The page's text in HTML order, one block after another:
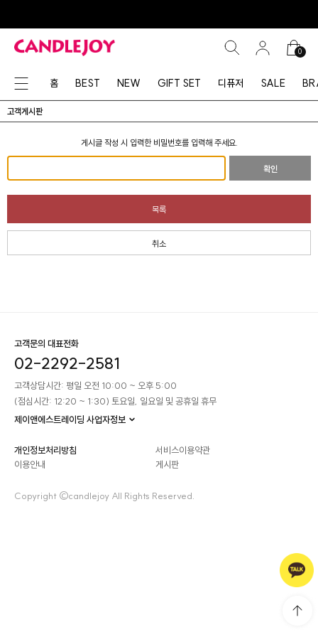
0
홈 BEST NEW GIFT SET 디퓨저 SALE
고객게시판
게시글 작성 시 입력한 비밀번호를 입력해 주세요.
확인
목록
취소
고객문의 대표전화
02-2292-2581
고객상담시간: 평일 오전 10:00 ~ 오후 5:00
(점심시간: 12:20 ~ 1:30) 토요일, 일요일 및 공휴일 휴무
제이앤에스트레이딩 사업자정보
개인정보처리방침
서비스이용약관
이용안내
게시판
Copyright ©candlejoy All Rights Reserved.